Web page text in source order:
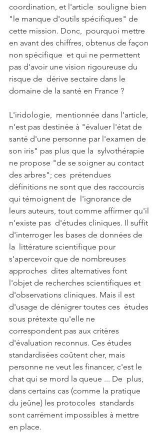
coordination, et l'article  souligne bien
"le manque d'outils spécifiques" de
cette mission. Donc,  pourquoi mettre
en avant des chiffres, obtenus de façon
non spécifique  et qui ne permettent
pas d'avoir une vision rigoureuse du
risque de  dérive sectaire dans le
domaine de la santé en France ?
L'iridologie,  mentionnée dans l'article,
n'est pas destinée à "évaluer l'état de
santé d'une personne par l'examen de
son iris" pas plus que la  sylvothérapie
ne propose "de se soigner au contact
des arbres"; ces  prétendues
définitions ne sont que des raccourcis
qui témoignent de  l'ignorance de
leurs auteurs, tout comme affirmer qu'il
n'existe pas  d'études cliniques. Il suffit
d'interroger les bases de données de
la  littérature scientifique pour
s'apercevoir que de nombreuses
approches  dites alternatives font
l'objet de recherches scientifiques et
d'observations cliniques. Mais il est
d'usage de dénigrer toutes ces  études
sous prétexte qu'elle ne
correspondent pas aux critères
d'évaluation reconnus. Ces études
standardisées coûtent cher, mais
personne ne veut les financer, c'est le
chat qui se mord la queue ... De  plus,
dans certains cas (comme la pratique
du jeûne) les protocoles  standards
sont carrément impossibles à mettre
en place.